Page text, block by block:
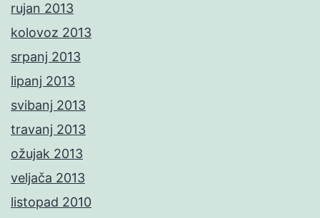
rujan 2013
kolovoz 2013
srpanj 2013
lipanj 2013
svibanj 2013
travanj 2013
ožujak 2013
veljača 2013
listopad 2010